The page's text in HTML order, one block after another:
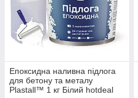
Епоксидна наливна підлога
для бетону та металу
Plastall™ 1 кг Білий hotdeal